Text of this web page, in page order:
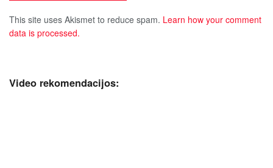
This site uses Akismet to reduce spam. Learn how your comment
data is processed.
Video rekomendacijos: